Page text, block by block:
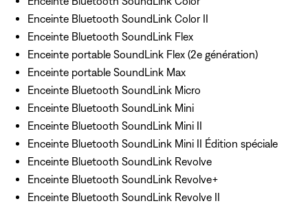
Enceinte Bluetooth SoundLink Color II
Enceinte Bluetooth SoundLink Flex
Enceinte portable SoundLink Flex (2e génération)
Enceinte portable SoundLink Max
Enceinte Bluetooth SoundLink Micro
Enceinte Bluetooth SoundLink Mini
Enceinte Bluetooth SoundLink Mini II
Enceinte Bluetooth SoundLink Mini II Édition spéciale
Enceinte Bluetooth SoundLink Revolve
Enceinte Bluetooth SoundLink Revolve+
Enceinte Bluetooth SoundLink Revolve II